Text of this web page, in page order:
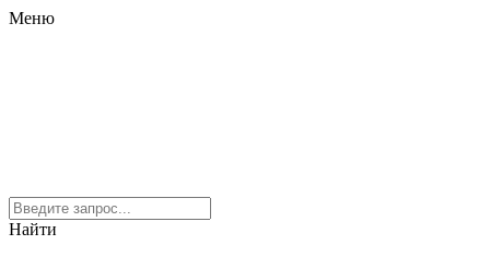
Меню
Найти